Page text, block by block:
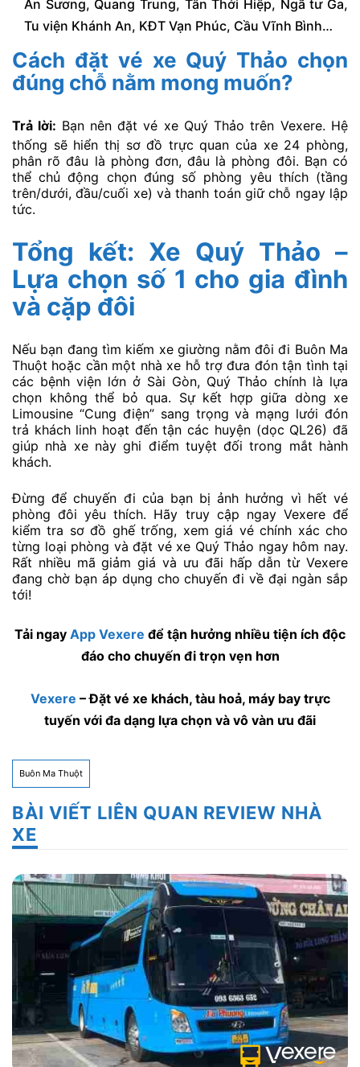
An Sương, Quang Trung, Tân Thới Hiệp, Ngã tư Ga,
Tu viện Khánh An, KĐT Vạn Phúc, Cầu Vĩnh Bình…
Cách đặt vé xe Quý Thảo chọn
đúng chỗ nằm mong muốn?
Trả lời: Bạn nên đặt vé xe Quý Thảo trên Vexere. Hệ
thống sẽ hiển thị sơ đồ trực quan của xe 24 phòng,
phân rõ đâu là phòng đơn, đâu là phòng đôi. Bạn có
thể chủ động chọn đúng số phòng yêu thích (tầng
trên/dưới, đầu/cuối xe) và thanh toán giữ chỗ ngay lập
tức.
Tổng kết: Xe Quý Thảo –
Lựa chọn số 1 cho gia đình
và cặp đôi
Nếu bạn đang tìm kiếm xe giường nằm đôi đi Buôn Ma
Thuột hoặc cần một nhà xe hỗ trợ đưa đón tận tình tại
các bệnh viện lớn ở Sài Gòn, Quý Thảo chính là lựa
chọn không thể bỏ qua. Sự kết hợp giữa dòng xe
Limousine “Cung điện” sang trọng và mạng lưới đón
trả khách linh hoạt đến tận các huyện (dọc QL26) đã
giúp nhà xe này ghi điểm tuyệt đối trong mắt hành
khách.
Đừng để chuyến đi của bạn bị ảnh hưởng vì hết vé
phòng đôi yêu thích. Hãy truy cập ngay Vexere để
kiểm tra sơ đồ ghế trống, xem giá vé chính xác cho
từng loại phòng và đặt vé xe Quý Thảo ngay hôm nay.
Rất nhiều mã giảm giá và ưu đãi hấp dẫn từ Vexere
đang chờ bạn áp dụng cho chuyến đi về đại ngàn sắp
tới!
Tải ngay App Vexere để tận hưởng nhiều tiện ích độc
đáo cho chuyến đi trọn vẹn hơn
Vexere – Đặt vé xe khách, tàu hoả, máy bay trực
tuyến với đa dạng lựa chọn và vô vàn ưu đãi
Buôn Ma Thuột
BÀI VIẾT LIÊN QUAN REVIEW NHÀ
XE